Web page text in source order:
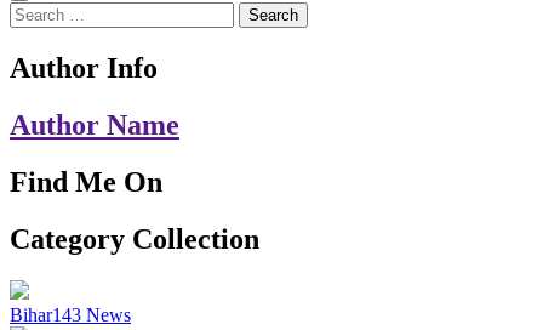
Search
for:
Author Info
Author Name
Find Me On
Category Collection
Bihar143 News